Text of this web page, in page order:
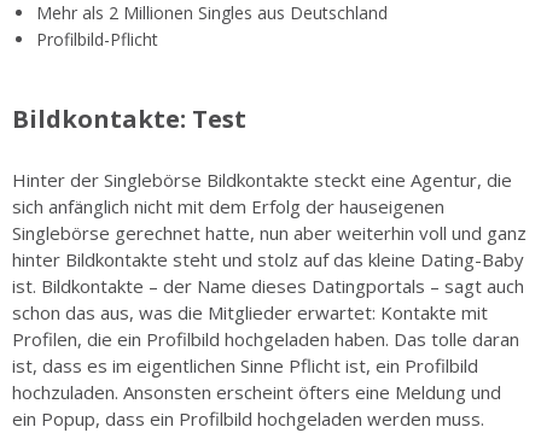
Mehr als 2 Millionen Singles aus Deutschland
Profilbild-Pflicht
Bildkontakte: Test
Hinter der Singlebörse Bildkontakte steckt eine Agentur, die
sich anfänglich nicht mit dem Erfolg der hauseigenen
Singlebörse gerechnet hatte, nun aber weiterhin voll und ganz
hinter Bildkontakte steht und stolz auf das kleine Dating-Baby
ist. Bildkontakte – der Name dieses Datingportals – sagt auch
schon das aus, was die Mitglieder erwartet: Kontakte mit
Profilen, die ein Profilbild hochgeladen haben. Das tolle daran
ist, dass es im eigentlichen Sinne Pflicht ist, ein Profilbild
hochzuladen. Ansonsten erscheint öfters eine Meldung und
ein Popup, dass ein Profilbild hochgeladen werden muss.